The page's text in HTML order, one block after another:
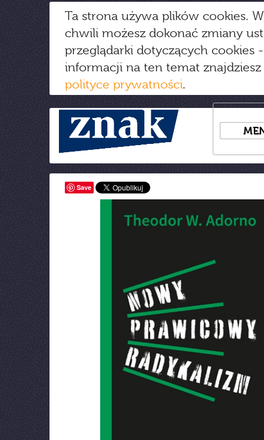
Ta strona używa plików cookies.
chwili możesz dokonać zmiany
przeglądarki dotyczących cookies
informacji na ten temat
polityce prywatności.
Save